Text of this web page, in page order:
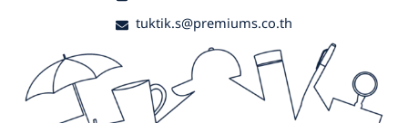
tuktik.s@premiums.co.th